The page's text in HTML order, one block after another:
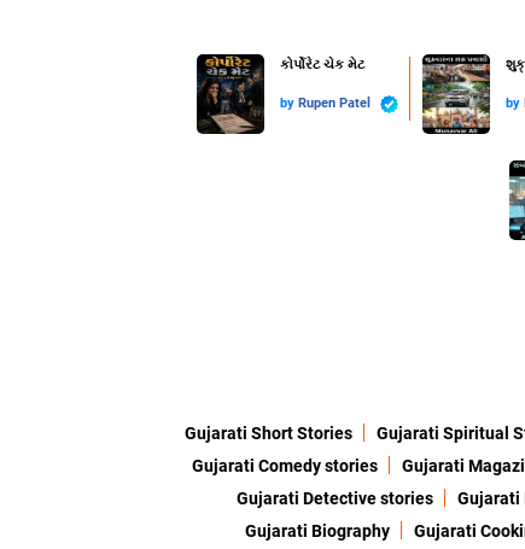
કોર્પોરેટ ચેક મેટ
by Rupen Patel by
Gujarati Short Stories Gujarati Spiritual
Gujarati Comedy stories
Gujarati
Gujarati Detective stories
Gujarati
Gujarati Biography
Gujarati